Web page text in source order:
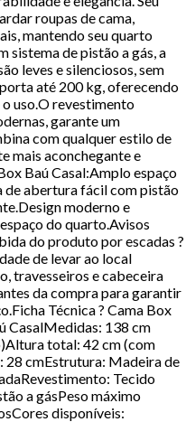
roupas de cama,
mantendo seu quarto
sistema de pistão a gás, a
leves e silenciosos, sem
até 200 kg, oferecendo
uso.O revestimento
garante um
com qualquer estilo de
mais aconchegante e
Baú Casal:Amplo espaço
de abertura fácil com pistão
moderno e
do quarto.Avisos
do produto por escadas ?
de levar ao local
travesseiros e cabeceira
da compra para garantir
Técnica ? Cama Box
CasalMedidas: 138 cm
total: 42 cm (com
28 cmEstrutura: Madeira de
Tecido
a gásPeso máximo
disponíveis: